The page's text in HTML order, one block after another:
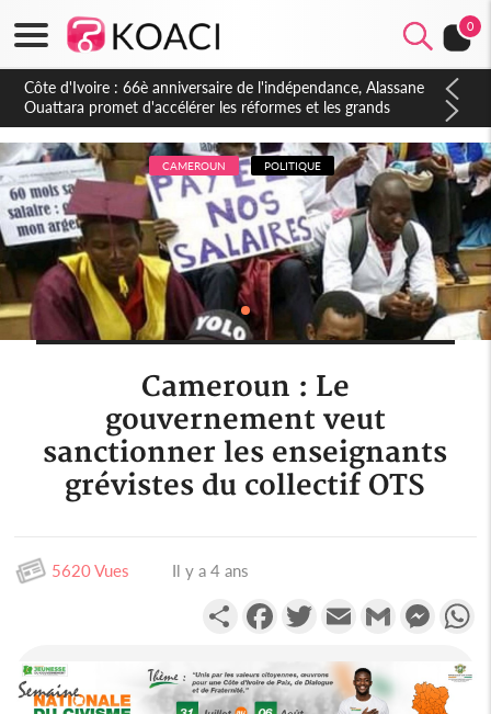
0
Côte d'Ivoire : À Abidjan, Amadou Oury Bah admire le modèle
ivoirien et veut s'en inspirer pour accélérer le développement
de la Guinée
CAMEROUN POLITIQUE
Cameroun : Le
gouvernement veut
sanctionner les enseignants
grévistes du collectif OTS
5620 Vues Il y a 4 ans
PartagerFacebookTwitterEmail Gmail